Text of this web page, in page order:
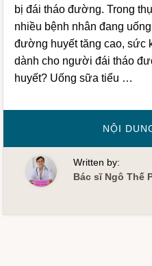
bị đái tháo đường. Trong
nhiều bệnh nhân đang
đường huyết tăng cao, sức
dành cho người đái tháo
huyết? Uống sữa tiểu …
NỘI
Written by:
Bác sĩ Ngô Thế